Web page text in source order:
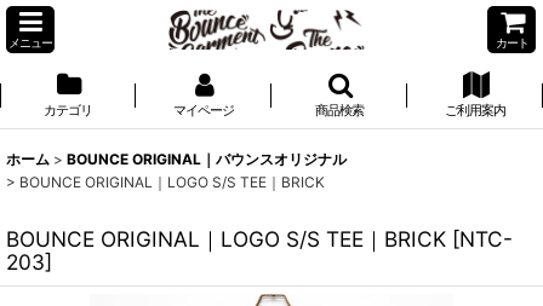
メニュー カート
カテゴリ マイページ 商品検索 ご利用案内
ホーム > BOUNCE ORIGINAL｜バウンスオリジナル
> BOUNCE ORIGINAL｜LOGO S/S TEE｜BRICK
BOUNCE ORIGINAL｜LOGO S/S TEE｜BRICK [NTC-
203]